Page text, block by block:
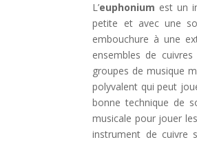
L’euphonium est un
petite et avec une
embouchure à une
ensembles de
groupes de musique
polyvalent qui peut
bonne technique de
musicale pour jouer
instrument de cuivre